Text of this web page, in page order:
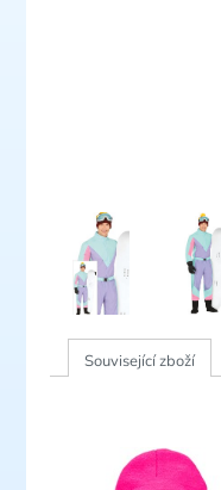
Související zboží